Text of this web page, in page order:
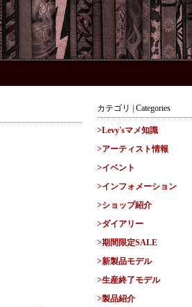
カテゴリ | Categories
>Levy'sマメ知識
>アーティスト情報
>イベント
>インフォメーション
>ショップ紹介
>ダイアリー
>期間限定SALE
>新製品モデル
>生産終了モデル
>製品紹介